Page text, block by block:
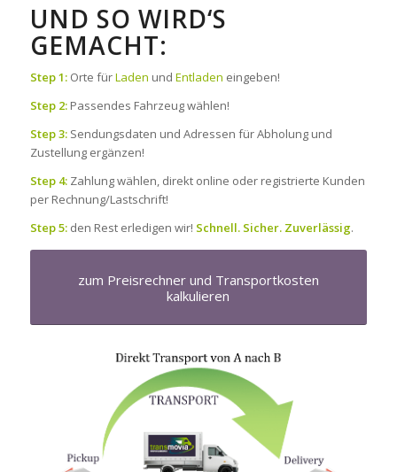
UND SO WIRD‘S
GEMACHT:
Step 1:Orte fürLaden und Entladen eingeben!
Step 2:Passendes Fahrzeug wählen!
Step 3:Sendungsdaten und Adressen für Abholung und
Zustellung ergänzen!
Step 4:Zahlung wählen, direkt online oder registrierte Kunden
per Rechnung/Lastschrift!
Step 5:den Rest erledigen wir! Schnell. Sicher. Zuverlässig.
zum Preisrechner und Transportkosten
kalkulieren